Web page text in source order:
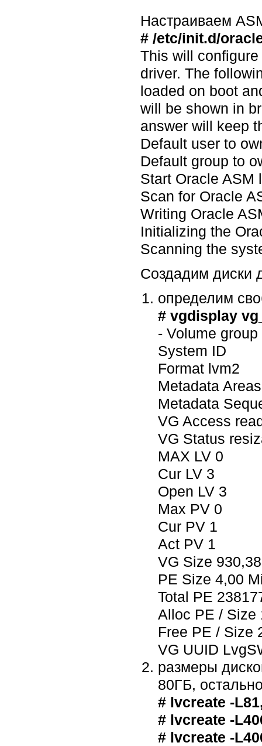
Настраиваем
# /etc/init.d/
This will
driver. The
loaded on boot
will be shown in
answer will keep
Default user to
Default group to
Start Oracle ASM
Scan for Oracle
Writing Oracle
Initializing the
Scanning the
Создадим диски
определим
# vgdisplay
- Volume
System ID
Format lvm2
Metadata
Metadata
VG Access
VG Status
MAX LV 0
Cur LV 3
Open LV 3
Max PV 0
Cur PV 1
Act PV 1
VG Size
PE Size 4,00
Total PE
Alloc PE / Size
Free PE / Size
VG UUID
размеры
80ГБ,
# lvcreate -
# lvcreate -
# lvcreate -